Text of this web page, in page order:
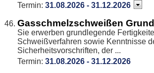
Termin: 31.08.2026 - 31.12.2026
Gasschmelzschweißen
Sie erwerben grundlegende
Schweißverfahren sowie Kenntnisse
Sicherheitsvorschriften, der ...
Termin: 31.08.2026 - 31.12.2026